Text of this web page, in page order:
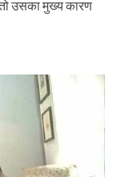
उसका मुख्य कारण